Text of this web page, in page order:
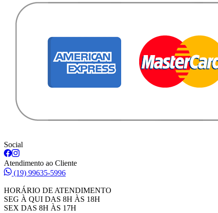
Social
Atendimento ao Cliente
(19) 99635-5996
HORÁRIO DE ATENDIMENTO
SEG À QUI DAS 8H ÀS 18H
SEX DAS 8H ÀS 17H